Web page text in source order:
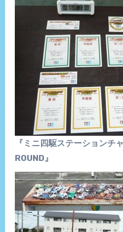
『ミニ四駆ステーション
ROUND』